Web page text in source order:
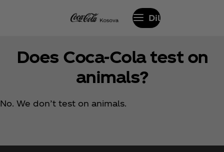
Dil
Does Coca‑Cola test on
animals?
No. We don’t test on animals.